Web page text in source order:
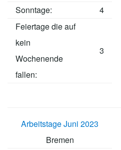
Sonntage:
4
Feiertage die auf
kein
Wochenende
fallen:
3
Arbeitstage Juni 2023
Bremen